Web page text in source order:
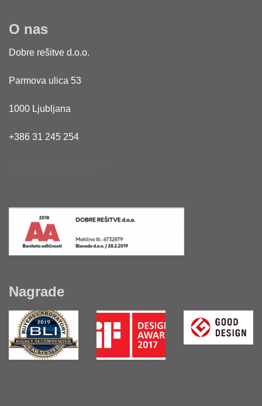
O nas
Dobre rešitve d.o.o.
Parmova ulica 53
1000 Ljubljana
+386 31 245 254
Nagrade